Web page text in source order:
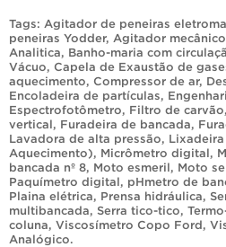
Tags: Agitador de peneiras
peneiras Yodder, Agitador mecânico
Analitica, Banho-maria com
Vácuo, Capela de Exaustão de
aquecimento, Compressor de ar,
Encoladeira de partículas,
Espectrofotômetro, Filtro de carvão,
vertical, Furadeira de bancada,
Lavadora de alta pressão,
Aquecimento), Micrômetro digital,
bancada nº 8, Moto esmeril, Moto
Paquímetro digital, pHmetro de
Plaina elétrica, Prensa hidráulica,
multibancada, Serra tico-tico,
coluna, Viscosímetro Copo Ford,
Analógico.